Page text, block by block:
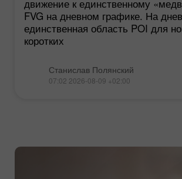
движение к единственному
FVG на дневном графике. На
единственная область POI для
коротких
Станислав Полянский
07:02 2026-08-09 +02:00